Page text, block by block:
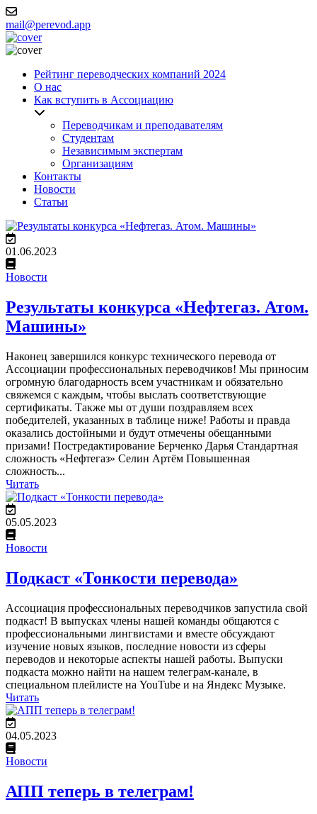
mail@perevod.app
Рейтинг переводческих компаний 2024
О нас
Как вступить в Ассоциацию
Переводчикам и преподавателям
Студентам
Независимым экспертам
Организациям
Контакты
Новости
Статьи
01.06.2023
Новости
Результаты конкурса «Нефтегаз. Атом.
Машины»
Наконец завершился конкурс технического перевода от
Ассоциации профессиональных переводчиков! Мы приносим
огромную благодарность всем участникам и обязательно
свяжемся с каждым, чтобы выслать соответствующие
сертификаты. Также мы от души поздравляем всех
победителей, указанных в таблице ниже! Работы и правда
оказались достойными и будут отмечены обещанными
призами! Постредактирование Берченко Дарья Стандартная
сложность «Нефтегаз» Селин Артём Повышенная
сложность...
Читать
05.05.2023
Новости
Подкаст «Тонкости перевода»
Ассоциация профессиональных переводчиков запустила свой
подкаст! В выпусках члены нашей команды общаются с
профессиональными лингвистами и вместе обсуждают
изучение новых языков, последние новости из сферы
переводов и некоторые аспекты нашей работы. Выпуски
подкаста можно найти на нашем телеграм-канале, в
специальном плейлисте на YouTube и на Яндекс Музыке.
Читать
04.05.2023
Новости
АПП теперь в телеграм!